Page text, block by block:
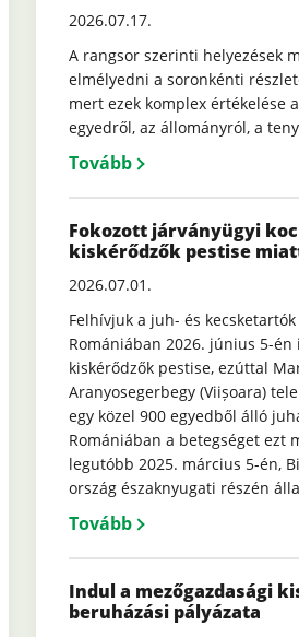
2026.07.17.
A rangsor szerinti helyezések
elmélyedni a soronkénti
mert ezek komplex értékelése
egyedről, az állományról, a
Tovább
Fokozott járványügyi
kiskérődzők pestise
2026.07.01.
Felhívjuk a juh- és
Romániában 2026. június 5-
kiskérődzők pestise, ezúttal
Aranyosegerbegy (Viișoara)
egy közel 900 egyedből álló
Romániában a betegséget ezt
legutóbb 2025. március 5-én,
ország északnyugati részén
Tovább
Indul a mezőgazdasági
beruházási pályázata